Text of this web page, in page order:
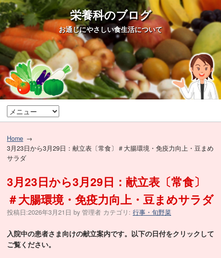
栄養科のブログ
お通じにやさしい食生活について
Home
3月23日から3月29日：献立表〔常食〕＃大腸環境・免疫力向上・豆まめ
サラダ
3月23日から3月29日：献立表〔常食〕
＃大腸環境・免疫力向上・豆まめサラダ
投稿日:2026年3月21日 by 管理者 カテゴリ: 行事・旬野菜
入院中の患者さま向けの献立案内です。以下の日付をクリックして
ご覧ください。